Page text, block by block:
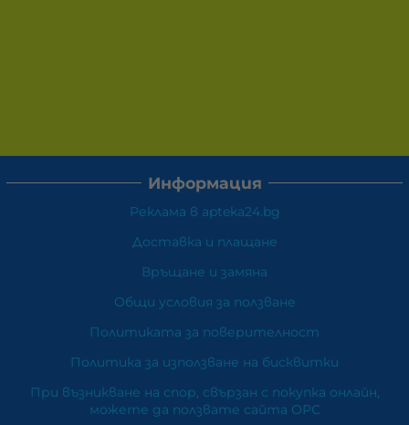
Информация
Реклама в apteka24.bg
Доставка и плащане
Връщане и замяна
Общи условия за ползване
Политиката за поверителност
Политика за използване на бисквитки
При възникване на спор, свързан с покупка онлайн,
можете да ползвате сайта ОРС